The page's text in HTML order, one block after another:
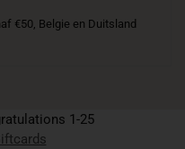
€50, Belgie en Duitsland
1-25